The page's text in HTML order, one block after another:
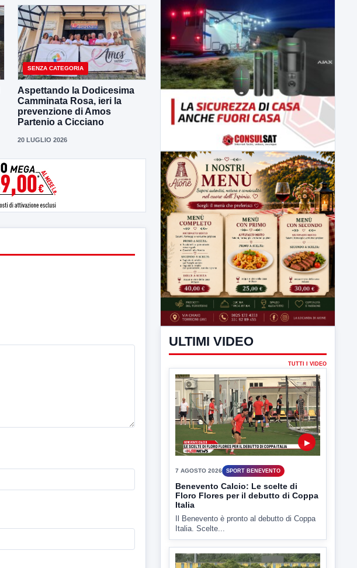
SENZA CATEGORIA
Aspettando la Dodicesima
Camminata Rosa, ieri la
prevenzione di Amos
Partenio a Cicciano
20 LUGLIO 2026
ULTIMI VIDEO
TUTTI I VIDEO
7 AGOSTO 2026 SPORT BENEVENTO